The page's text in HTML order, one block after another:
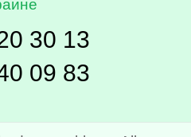
30 13
09 83